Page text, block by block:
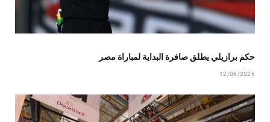
حكم برازيلي يطلق صافرة البداية لمباراة مصر
12/06/2026